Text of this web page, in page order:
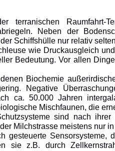
terranischen
Neben der
Schiffshülle nur relativ
wie Druckausgleich
Bedeutung. Vor allen
Biochemie
Negative
ca. 50.000 Jahren
Mischfaunen, die
sind nach
Milchstrasse meistens nur
gesteuerte
sie z.B. durch